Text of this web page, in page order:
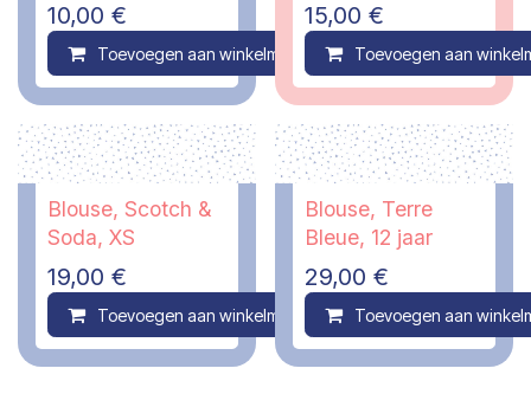
10,00 €
Toevoegen aan winkelmandje Compare
15,00 €
Toevoegen aan
Blouse, Scotch &
Soda, XS
19,00 €
Toevoegen aan winkelmandje Compare
Blouse, Terre
Bleue, 12 jaar
29,00 €
Toevoegen aan